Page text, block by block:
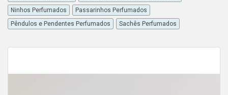
Ninhos Perfumados
Passarinhos Perfumados
Pêndulos e Pendentes Perfumados
Sachês Perfumados